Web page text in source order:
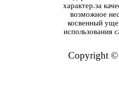
характер.за
возможное
косвенный
использования
Copyright